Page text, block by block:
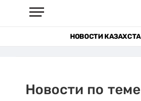
НОВОСТИ
Новости по